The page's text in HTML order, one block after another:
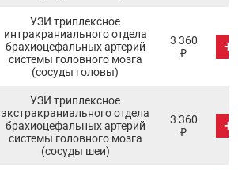
УЗИ триплексное
интракраниального отдела
брахиоцефальных артерий
системы головного мозга
(сосуды головы)
3 360
₽
+
УЗИ триплексное
экстракраниального отдела
брахиоцефальных артерий
системы головного мозга
(сосуды шеи)
3 360
₽
+